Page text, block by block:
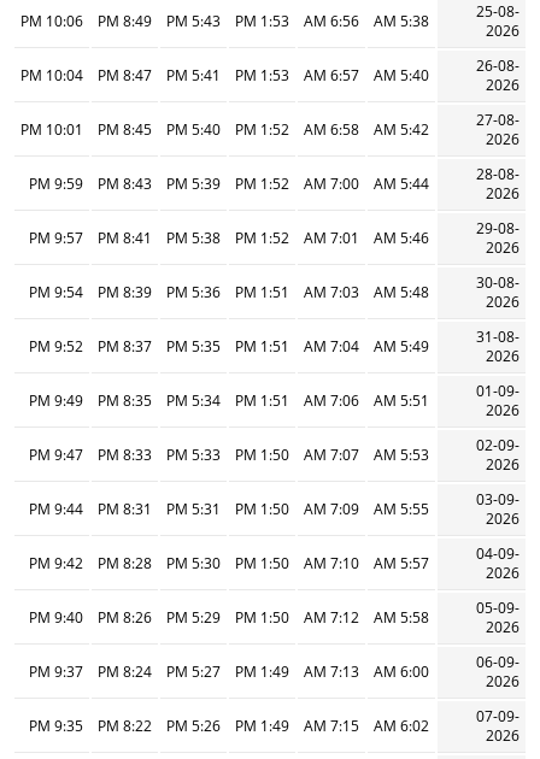
25-08-
2026
5:38 AM
6:56 AM
1:53 PM
5:43 PM
8:49 PM
10:06 PM
26-08-
2026
5:40 AM
6:57 AM
1:53 PM
5:41 PM
8:47 PM
10:04 PM
27-08-
2026
5:42 AM
6:58 AM
1:52 PM
5:40 PM
8:45 PM
10:01 PM
28-08-
2026
5:44 AM
7:00 AM
1:52 PM
5:39 PM
8:43 PM
9:59 PM
29-08-
2026
5:46 AM
7:01 AM
1:52 PM
5:38 PM
8:41 PM
9:57 PM
30-08-
2026
5:48 AM
7:03 AM
1:51 PM
5:36 PM
8:39 PM
9:54 PM
31-08-
2026
5:49 AM
7:04 AM
1:51 PM
5:35 PM
8:37 PM
9:52 PM
01-09-
2026
5:51 AM
7:06 AM
1:51 PM
5:34 PM
8:35 PM
9:49 PM
02-09-
2026
5:53 AM
7:07 AM
1:50 PM
5:33 PM
8:33 PM
9:47 PM
03-09-
2026
5:55 AM
7:09 AM
1:50 PM
5:31 PM
8:31 PM
9:44 PM
04-09-
2026
5:57 AM
7:10 AM
1:50 PM
5:30 PM
8:28 PM
9:42 PM
05-09-
2026
5:58 AM
7:12 AM
1:50 PM
5:29 PM
8:26 PM
9:40 PM
06-09-
2026
6:00 AM
7:13 AM
1:49 PM
5:27 PM
8:24 PM
9:37 PM
07-09-
2026
6:02 AM
7:15 AM
1:49 PM
5:26 PM
8:22 PM
9:35 PM